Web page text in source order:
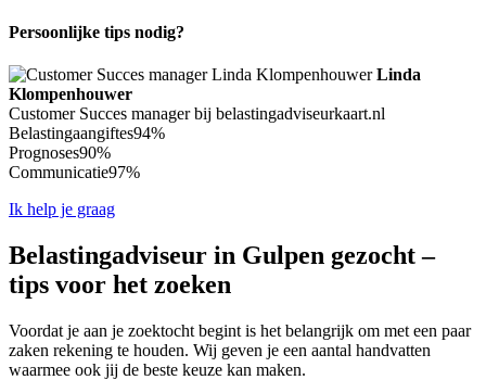
Persoonlijke tips nodig?
Linda
Klompenhouwer
Customer Succes manager bij belastingadviseurkaart.nl
Belastingaangiftes94%
Prognoses90%
Communicatie97%
Ik help je graag
Belastingadviseur in Gulpen gezocht –
tips voor het zoeken
Voordat je aan je zoektocht begint is het belangrijk om met een paar
zaken rekening te houden. Wij geven je een aantal handvatten
waarmee ook jij de beste keuze kan maken.